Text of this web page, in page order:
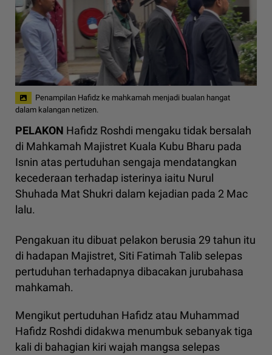
Penampilan Hafidz ke mahkamah menjadi bualan hangat
dalam kalangan netizen.
PELAKON Hafidz Roshdi mengaku tidak bersalah
di Mahkamah Majistret Kuala Kubu Bharu pada
Isnin atas pertuduhan sengaja mendatangkan
kecederaan terhadap isterinya iaitu Nurul
Shuhada Mat Shukri dalam kejadian pada 2 Mac
lalu.
Pengakuan itu dibuat pelakon berusia 29 tahun itu
di hadapan Majistret, Siti Fatimah Talib selepas
pertuduhan terhadapnya dibacakan jurubahasa
mahkamah.
Mengikut pertuduhan Hafidz atau Muhammad
Hafidz Roshdi didakwa menumbuk sebanyak tiga
kali di bahagian kiri wajah mangsa selepas